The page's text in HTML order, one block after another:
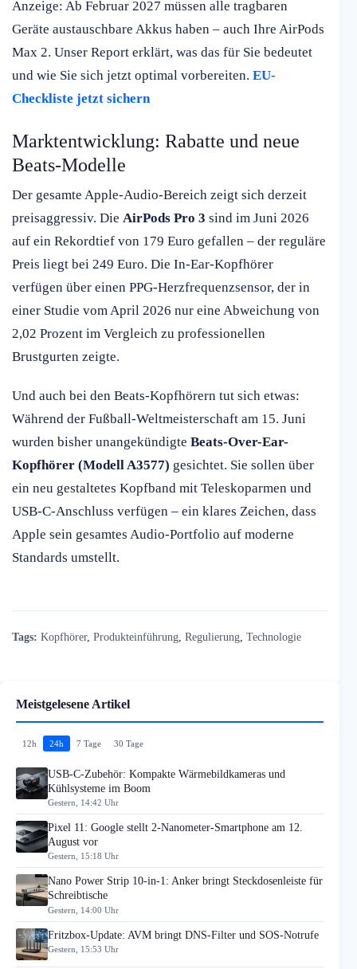
Anzeige: Ab Februar 2027 müssen alle tragbaren
Geräte austauschbare Akkus haben – auch Ihre AirPods
Max 2. Unser Report erklärt, was das für Sie bedeutet
und wie Sie sich jetzt optimal vorbereiten. EU-
Checkliste jetzt sichern
Marktentwicklung: Rabatte und neue
Beats-Modelle
Der gesamte Apple-Audio-Bereich zeigt sich derzeit
preisaggressiv. Die AirPods Pro 3 sind im Juni 2026
auf ein Rekordtief von 179 Euro gefallen – der reguläre
Preis liegt bei 249 Euro. Die In-Ear-Kopfhörer
verfügen über einen PPG-Herzfrequenzsensor, der in
einer Studie vom April 2026 nur eine Abweichung von
2,02 Prozent im Vergleich zu professionellen
Brustgurten zeigte.
Und auch bei den Beats-Kopfhörern tut sich etwas:
Während der Fußball-Weltmeisterschaft am 15. Juni
wurden bisher unangekündigte Beats-Over-Ear-
Kopfhörer (Modell A3577) gesichtet. Sie sollen über
ein neu gestaltetes Kopfband mit Teleskoparmen und
USB-C-Anschluss verfügen – ein klares Zeichen, dass
Apple sein gesamtes Audio-Portfolio auf moderne
Standards umstellt.
Tags: Kopfhörer, Produkteinführung Regulierung Technologie
Meistgelesene Artikel
12h 24h 7 Tage 30 Tage
USB-C-Zubehör: Kompakte Wärmebildkameras und
Kühlsysteme im Boom
Gestern, 14:42 Uhr
Pixel 11: Google stellt 2-Nanometer-Smartphone am 12.
August vor
Gestern, 15:18 Uhr
Nano Power Strip 10-in-1: Anker bringt Steckdosenleiste für
Schreibtische
Gestern, 14:00 Uhr
Fritzbox-Update: AVM bringt DNS-Filter und SOS-Notrufe
Gestern, 15:53 Uhr